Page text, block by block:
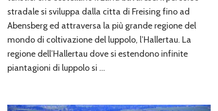
del
Luppolo
(Deutsche Hopfenstraße)
stradale si sviluppa dalla citta di Freising fino ad
Abensberg ed attraversa la più grande regione del
mondo di coltivazione del luppolo, l’Hallertau. La
regione dell’Hallertau dove si estendono infinite
piantagioni di luppolo si …